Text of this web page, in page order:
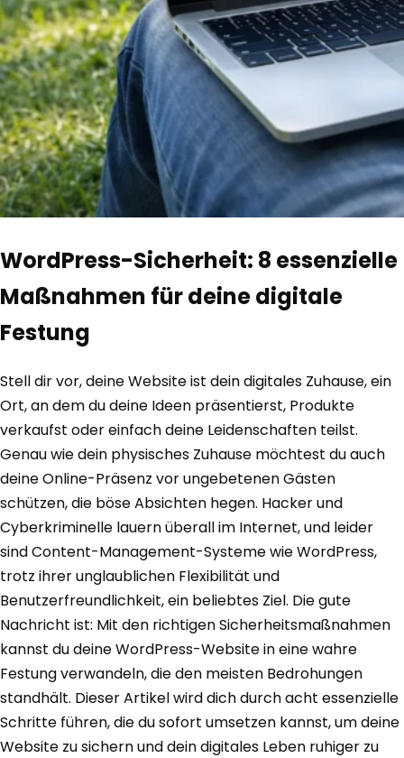
WordPress-Sicherheit: 8 essenzielle
Maßnahmen für deine digitale
Festung
Stell dir vor, deine Website ist dein digitales Zuhause, ein
Ort, an dem du deine Ideen präsentierst, Produkte
verkaufst oder einfach deine Leidenschaften teilst.
Genau wie dein physisches Zuhause möchtest du auch
deine Online-Präsenz vor ungebetenen Gästen
schützen, die böse Absichten hegen. Hacker und
Cyberkriminelle lauern überall im Internet, und leider
sind Content-Management-Systeme wie WordPress,
trotz ihrer unglaublichen Flexibilität und
Benutzerfreundlichkeit, ein beliebtes Ziel. Die gute
Nachricht ist: Mit den richtigen Sicherheitsmaßnahmen
kannst du deine WordPress-Website in eine wahre
Festung verwandeln, die den meisten Bedrohungen
standhält. Dieser Artikel wird dich durch acht essenzielle
Schritte führen, die du sofort umsetzen kannst, um deine
Website zu sichern und dein digitales Leben ruhiger zu